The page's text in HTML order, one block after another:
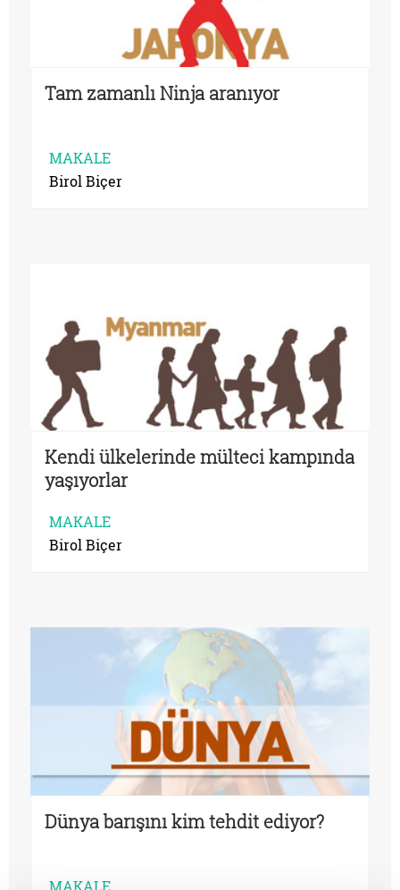
Tam zamanlı Ninja aranıyor
MAKALE
Birol Biçer
Kendi ülkelerinde mülteci kampında
yaşıyorlar
MAKALE
Birol Biçer
Dünya barışını kim tehdit ediyor?
MAKALE